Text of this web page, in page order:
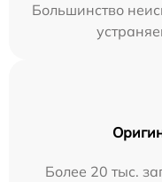
Большинство
Более 20 тыс.